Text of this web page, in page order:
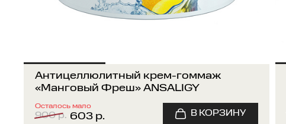
Антицеллюлитный крем-гоммаж
«Манговый Фреш» ANSALIGY
Осталось мало
900 р. 603 р.